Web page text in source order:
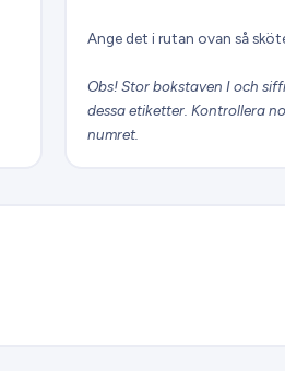
Ange det i rutan ovan så
Obs! Stor bokstaven I och
dessa etiketter. Kontrollera
numret.